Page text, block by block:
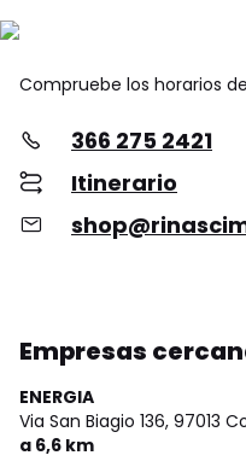
Compruebe los horarios
366 275 2421
Itinerario
Empresas
ENERGIA
Via San Biagio 136, 97013
a 6,6 km